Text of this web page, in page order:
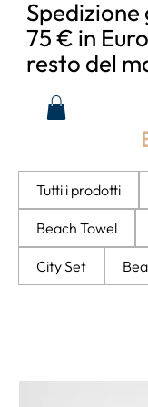
75 € in
resto del
Tutti i prodotti
Beach Towel
City Set